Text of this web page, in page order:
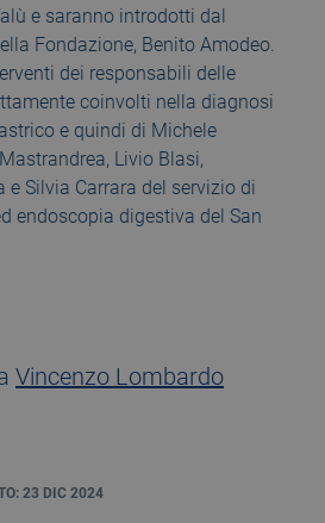
e saranno introdotti dal
Fondazione, Benito Amodeo.
dei responsabili delle
coinvolti nella diagnosi
e quindi di Michele
Livio Blasi,
e Silvia Carrara del servizio di
endoscopia digestiva del San
Vincenzo Lombardo
23 DIC 2024